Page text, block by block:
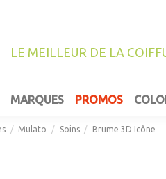
LE MEILLEUR DE LA
MARQUES PROMOS
Mulato Soins Brume 3D Icône